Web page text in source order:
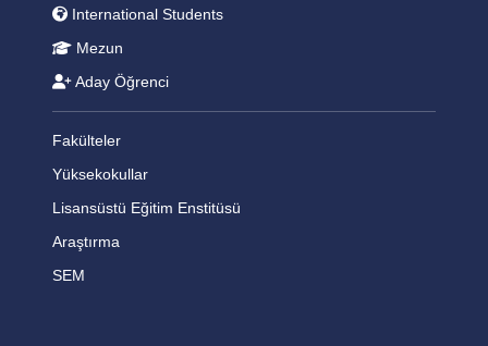
International Students
Mezun
Aday Öğrenci
Fakülteler
Yüksekokullar
Lisansüstü Eğitim Enstitüsü
Araştırma
SEM